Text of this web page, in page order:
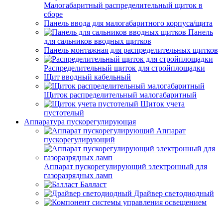
Малогабаритный распределительный щиток в
сборе
Панель ввода для малогабаритного корпуса/щита
Панель
для сальников вводных щитков
Панель монтажная для распределительных щитков
Распределительный щиток для стройплощадки
Щит вводный кабельный
Щиток распределительный малогабаритный
Щиток учета
пустотелый
Аппаратура пускорегулирующая
Аппарат
пускорегулирующий
Аппарат пускорегулирующий электронный для
газоразрядных ламп
Балласт
Драйвер светодиодный